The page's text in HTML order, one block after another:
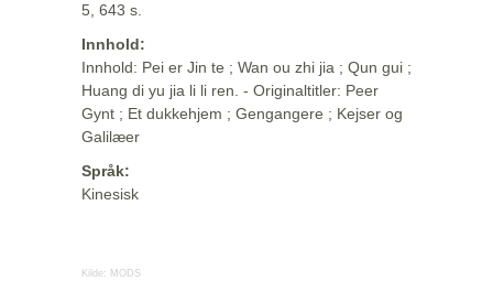
5, 643 s.
Innhold:
Innhold: Pei er Jin te ; Wan ou zhi jia ; Qun gui ;
Huang di yu jia li li ren. - Originaltitler: Peer
Gynt ; Et dukkehjem ; Gengangere ; Kejser og
Galilæer
Språk:
Kinesisk
Kilde: MODS